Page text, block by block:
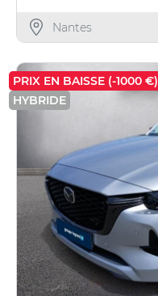
Nantes
PRIX EN BAISSE (-1000 €)
HYBRIDE